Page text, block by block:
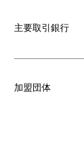
主要取引銀行
加盟団体